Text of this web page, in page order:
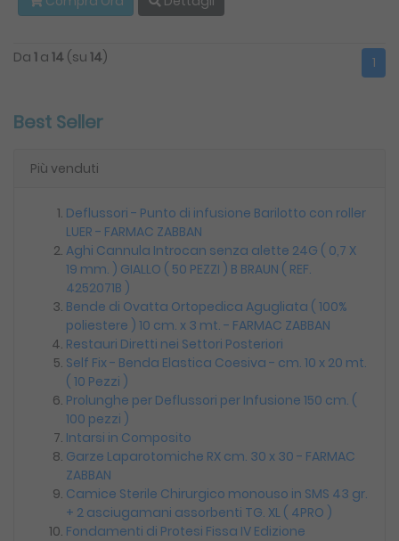
Best Seller
Più venduti
Deflussori - Punto di infusione Barilotto con roller
LUER - FARMAC ZABBAN
Aghi Cannula Introcan senza alette 24G ( 0,7 X
19 mm. ) GIALLO ( 50 PEZZI ) B BRAUN ( REF.
4252071B )
Bende di Ovatta Ortopedica Agugliata ( 100%
poliestere ) 10 cm. x 3 mt. - FARMAC ZABBAN
Restauri Diretti nei Settori Posteriori
Self Fix - Benda Elastica Coesiva - cm. 10 x 20 mt.
( 10 Pezzi )
Prolunghe per Deflussori per Infusione 150 cm. (
100 pezzi )
Intarsi in Composito
Garze Laparotomiche RX cm. 30 x 30 - FARMAC
ZABBAN
Camice Sterile Chirurgico monouso in SMS 43 gr.
+ 2 asciugamani assorbenti TG. XL ( 4PRO )
Fondamenti di Protesi Fissa IV Edizione
Da 1 a 14 (su 14) 1